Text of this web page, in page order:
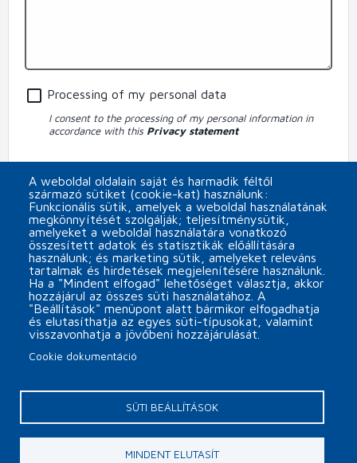
Processing of my personal data
I consent to the processing of my personal information in
accordance with this Privacy statement
CAPTCHA
A weboldal oldalain saját és harmadik féltől
származó sütiket (cookie-kat) használunk:
Funkcionális sütik, amelyek a weboldal használatának
megkönnyítését szolgálják; teljesítménysütik,
amelyeket a weboldal használatára vonatkozó
összesített adatok és statisztikák előállítására
használunk; és marketing sütik, amelyeket releváns
tartalmak és hirdetések megjelenítésére használunk.
Ha a "Mindent elfogad" lehetőséget választja, akkor
hozzájárul az összes süti használatához. A
"Beállítások" menüpont alatt bármikor elfogadhatja
és elutasíthatja az egyes süti-típusokat, valamint
visszavonhatja a jövőbeni hozzájárulását.
Cookie dokumentáció
SÜTI BEÁLLÍTÁSOK
MINDENT ELUTASÍT
PätaContact Cookie settings
Copyright © 2026 MINOR Plus, s.r.o.
webdesign by